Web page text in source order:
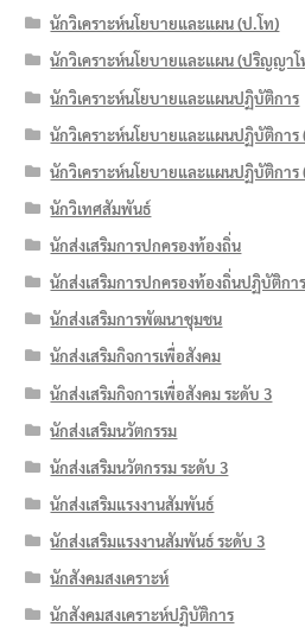
นักวิเคราะห์นโยบายและแผน (ป.โท)
นักวิเคราะห์นโยบายและแผน (ปริญญาโ
นักวิเคราะห์นโยบายและแผนปฏิบัติการ
นักวิเคราะห์นโยบายและแผนปฏิบัติการ
นักวิเคราะห์นโยบายและแผนปฏิบัติการ
นักวิเทศสัมพันธ์
นักส่งเสริมการปกครองท้องถิ่น
นักส่งเสริมการปกครองท้องถิ่นปฏิบัติการ
นักส่งเสริมการพัฒนาชุมชน
นักส่งเสริมกิจการเพื่อสังคม
นักส่งเสริมกิจการเพื่อสังคม ระดับ 3
นักส่งเสริมนวัตกรรม
นักส่งเสริมนวัตกรรม ระดับ 3
นักส่งเสริมแรงงานสัมพันธ์
นักส่งเสริมแรงงานสัมพันธ์ ระดับ 3
นักสังคมสงเคราะห์
นักสังคมสงเคราะห์ปฏิบัติการ